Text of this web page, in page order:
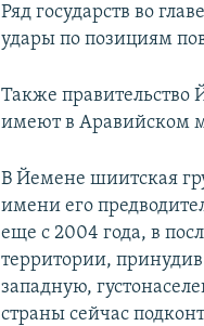
Ряд государств во
удары по позициям
Также
имеют в Аравийском
В Йемене шиитская
имени его
еще с 2004 года, в
территории, принудив
западную,
страны сейчас